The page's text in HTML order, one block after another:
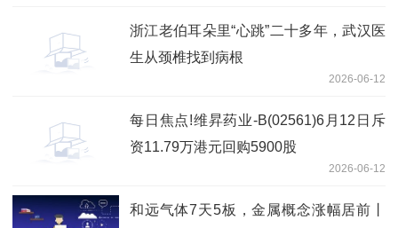
浙江老伯耳朵里“心跳”二十多年，武汉医
生从颈椎找到病根
2026-06-12
每日焦点!维昇药业-B(02561)6月12日斥
资11.79万港元回购5900股
2026-06-12
和远气体7天5板，金属概念涨幅居前丨